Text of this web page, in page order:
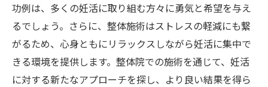
功例は、多くの妊活に取り組む方々に勇気と希望を与え
るでしょう。さらに、整体施術はストレスの軽減にも繋
がるため、心身ともにリラックスしながら妊活に集中で
きる環境を提供します。整体院での施術を通じて、妊活
に対する新たなアプローチを探し、より良い結果を得ら